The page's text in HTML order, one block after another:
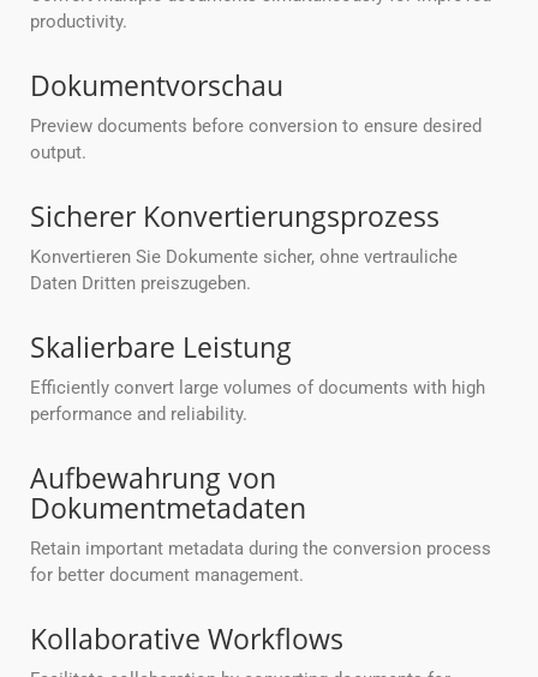
productivity.
Dokumentvorschau
Preview documents before conversion to ensure desired
output.
Sicherer Konvertierungsprozess
Konvertieren Sie Dokumente sicher, ohne vertrauliche
Daten Dritten preiszugeben.
Skalierbare Leistung
Efficiently convert large volumes of documents with high
performance and reliability.
Aufbewahrung von
Dokumentmetadaten
Retain important metadata during the conversion process
for better document management.
Kollaborative Workflows